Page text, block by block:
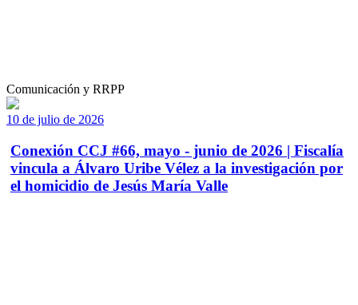
Comunicación y RRPP
10 de julio de 2026
Conexión CCJ #66, mayo - junio de 2026 | Fiscalía
vincula a Álvaro Uribe Vélez a la investigación por
el homicidio de Jesús María Valle